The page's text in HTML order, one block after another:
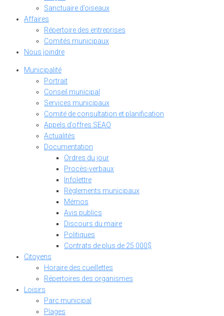
Sanctuaire d’oiseaux
Affaires
Répertoire des entreprises
Comités municipaux
Nous joindre
Municipalité
Portrait
Conseil municipal
Services municipaux
Comité de consultation et planification
Appels d’offres SEAO
Actualités
Documentation
Ordres du jour
Procès-verbaux
Infolettre
Règlements municipaux
Mémos
Avis publics
Discours du maire
Politiques
Contrats de plus de 25 000$
Citoyens
Horaire des cueillettes
Répertoires des organismes
Loisirs
Parc municipal
Plages